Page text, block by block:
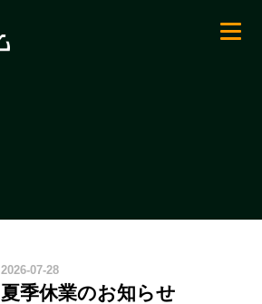
2026-07-28
夏季休業のお知らせ